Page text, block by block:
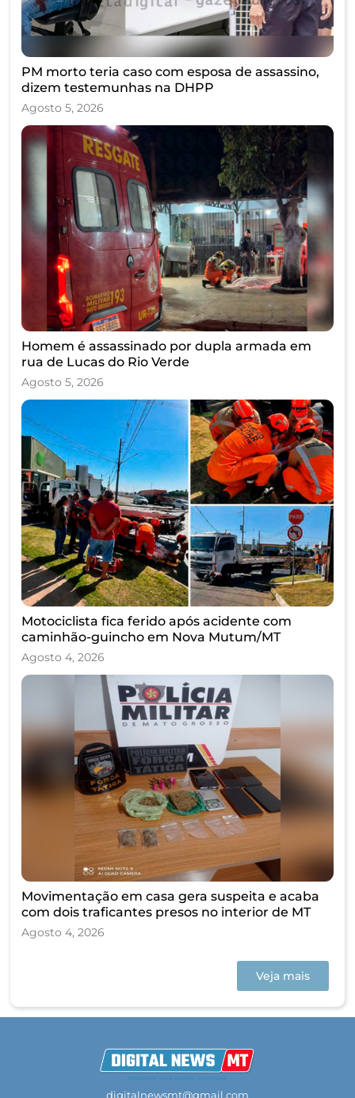
PM morto teria caso com esposa de assassino,
dizem testemunhas na DHPP
Agosto 5, 2026
Homem é assassinado por dupla armada em
rua de Lucas do Rio Verde
Agosto 5, 2026
Motociclista fica ferido após acidente com
caminhão-guincho em Nova Mutum/MT
Agosto 4, 2026
Movimentação em casa gera suspeita e acaba
com dois traficantes presos no interior de MT
Agosto 4, 2026
Veja mais
digitalnewsmt@gmail.com